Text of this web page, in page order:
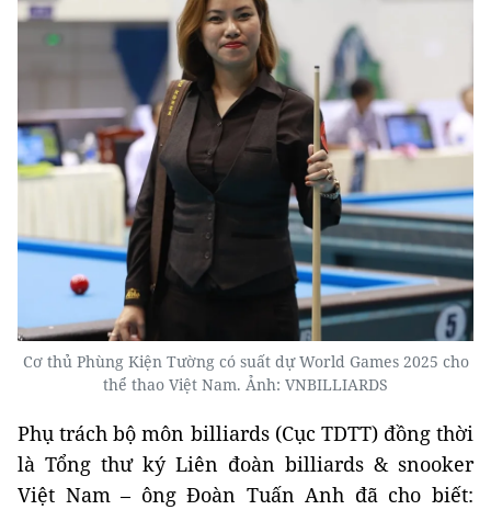
Cơ thủ Phùng Kiện Tường có suất dự World Games 2025 cho
thể thao Việt Nam. Ảnh: VNBILLIARDS
Phụ trách bộ môn billiards (Cục TDTT) đồng thời
là Tổng thư ký Liên đoàn billiards & snooker
Việt Nam – ông Đoàn Tuấn Anh đã cho biết: